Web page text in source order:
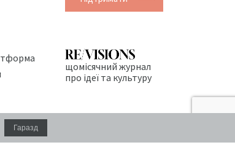
щомісячний журнал
про ідеї та культуру
Гаразд